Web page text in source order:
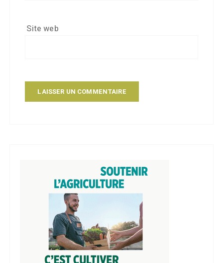
Site web